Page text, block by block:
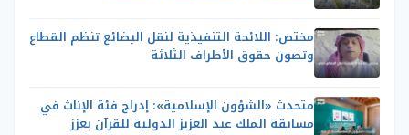
مختص: اللائحة التنفيذية لنقل البضائع تنظم القطاع
وتصون حقوق الأطراف الثلاثة
متحدث «الشؤون الإسلامية»: إدراج فئة الإناث في
مسابقة الملك عبد العزيز الدولية للقرآن يعزز